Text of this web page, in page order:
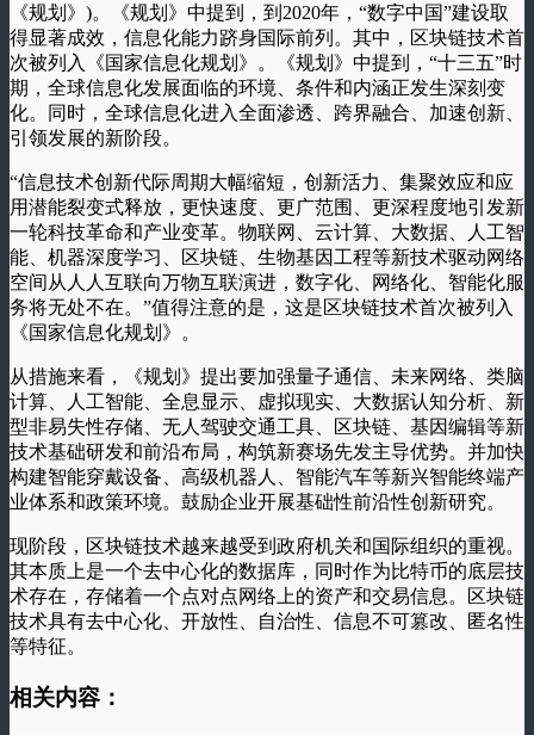
《规划》 )。《规划》中提到，到 2020年， “数字中国”建设取
得显著成效，信息化能力跻身国际前列。其中，区块链技术首
次被列入《国家信息化规划》。《规划》中提到， “十三五”时
期，全球信息化发展面临的环境、条件和内涵正发生深刻变
化。同时，全球信息化进入全面渗透、跨界融合、加速创新、
引领发展的新阶段。
“信息技术创新代际周期大幅缩短，创新活力、集聚效应和应
用潜能裂变式释放，更快速度、更广范围、更深程度地引发新
一轮科技革命和产业变革。物联网、云计算、大数据、人工智
能、机器深度学习、区块链、生物基因工程等新技术驱动网络
空间从人人互联向万物互联演进，数字化、网络化、智能化服
务将无处不在。 ”值得注意的是，这是区块链技术首次被列入
《国家信息化规划》。
从措施来看，《规划》提出要加强量子通信、未来网络、类脑
计算、人工智能、全息显示、虚拟现实、大数据认知分析、新
型非易失性存储、无人驾驶交通工具、区块链、基因编辑等新
技术基础研发和前沿布局，构筑新赛场先发主导优势。并加快
构建智能穿戴设备、高级机器人、智能汽车等新兴智能终端产
业体系和政策环境。鼓励企业开展基础性前沿性创新研究。
现阶段，区块链技术越来越受到政府机关和国际组织的重视。
其本质上是一个去中心化的数据库，同时作为比特币的底层技
术存在，存储着一个点对点网络上的资产和交易信息。区块链
技术具有去中心化、开放性、自治性、信息不可篡改、匿名性
等特征。
相关内容：